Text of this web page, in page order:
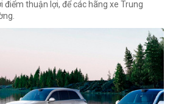
điểm thuận lợi, để các hãng xe Trung